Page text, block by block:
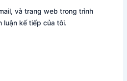
và trang web trong trình
luận kế tiếp của tôi.